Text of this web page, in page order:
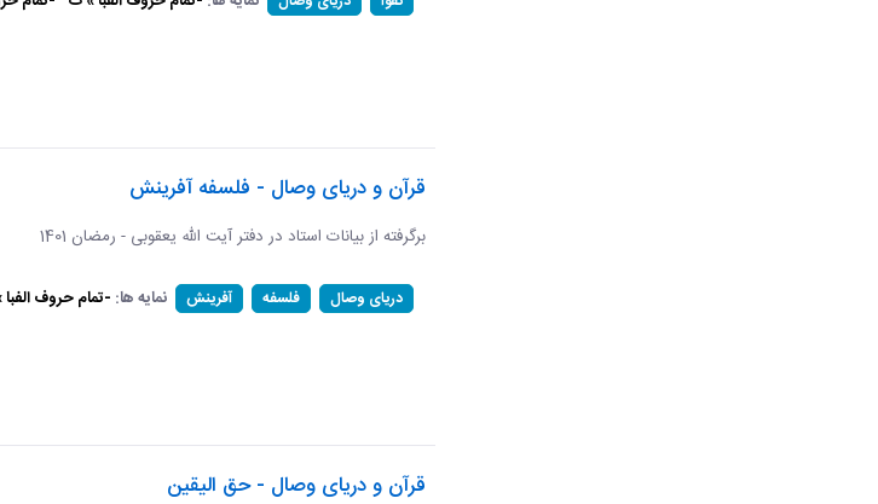
قرآن و دریای وصال - فلسفه آفرینش
برگرفته از بیانات استاد در دفتر آیت الله یعقوبی - رمضان 1401
دریای وصال فلسفه آفرینش نمایه ها: -تمام حروف
قرآن و دریای وصال - حق الیقین